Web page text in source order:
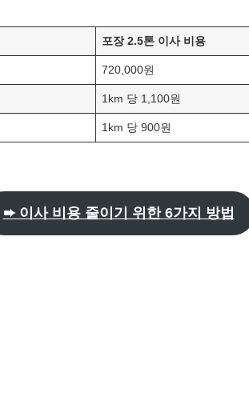
포장 2.5톤 이사 비용
720,000원
1km 당 1,100원
1km 당 900원
➨ 이사 비용 줄이기 위한 6가지 방법